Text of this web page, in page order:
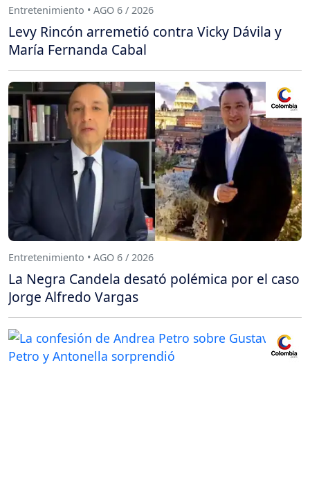
Entretenimiento • AGO 6 / 2026
Levy Rincón arremetió contra Vicky Dávila y
María Fernanda Cabal
Entretenimiento • AGO 6 / 2026
La Negra Candela desató polémica por el caso
Jorge Alfredo Vargas